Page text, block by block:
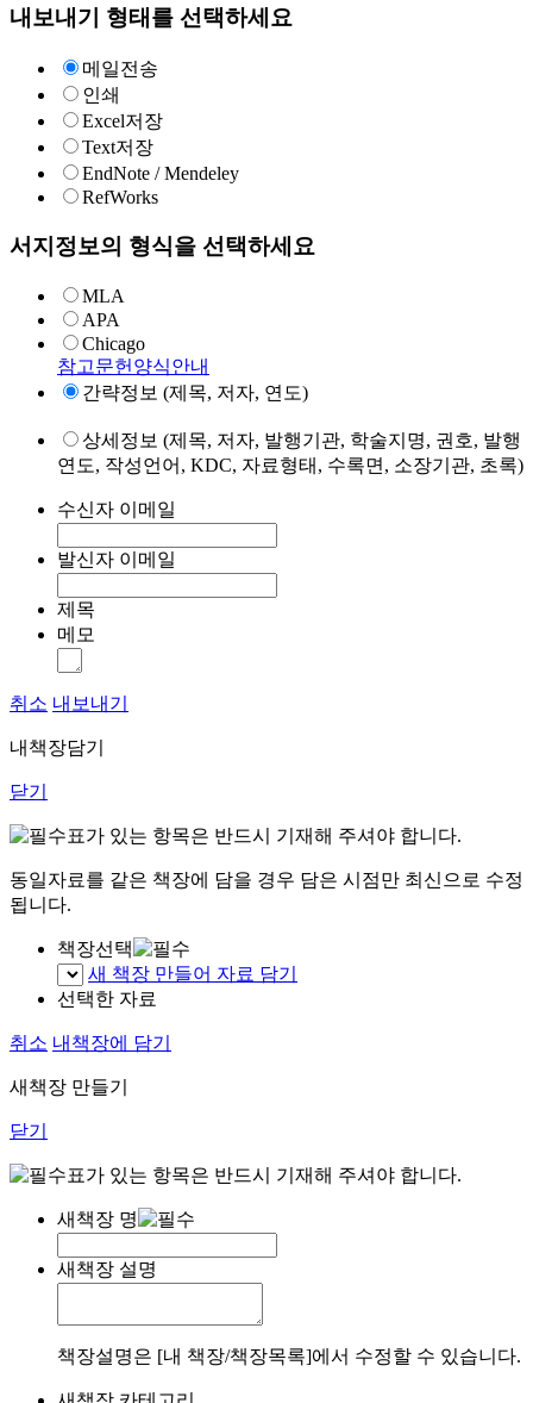
내보내기 형태를 선택하세요
메일전송
인쇄
Excel저장
Text저장
EndNote / Mendeley
RefWorks
서지정보의 형식을 선택하세요
MLA
APA
Chicago
참고문헌양식안내
간략정보 (제목, 저자, 연도)
상세정보 (제목, 저자, 발행기관, 학술지명, 권호, 발행
연도, 작성언어, KDC, 자료형태, 수록면, 소장기관, 초록)
수신자 이메일
발신자 이메일
제목
메모
취소 내보내기
내책장담기
닫기
표가 있는 항목은 반드시 기재해 주셔야 합니다.
동일자료를 같은 책장에 담을 경우 담은 시점만 최신으로 수정
됩니다.
책장선택
새 책장 만들어 자료 담기
선택한 자료
취소 내책장에 담기
새책장 만들기
닫기
표가 있는 항목은 반드시 기재해 주셔야 합니다.
새책장 명
새책장 설명
책장설명은 [내 책장/책장목록]에서 수정할 수 있습니다.